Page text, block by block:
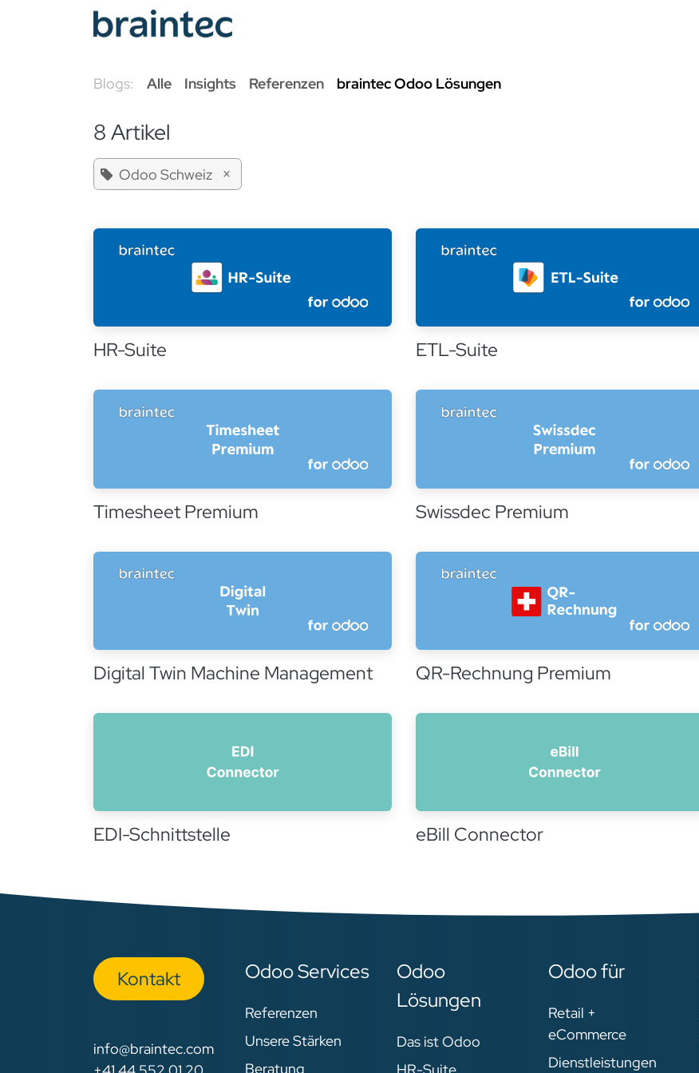
Zum Inhalt springen
Blogs: Alle Insights Referenzen braintec Odoo Lösungen
8 Artikel
Odoo Schweiz ×
HR-Suite ETL-Suite
Timesheet Premium Swissdec Premium
Digital Twin Machine Management QR-Rechnung Premium
EDI-Schnittstelle eBill Connector
Kon​​​​​​ta​​kt
info@braintec.com
Odoo Services
Referenzen
Unsere Stärken
Beratung
Odoo
Lösungen
Das ist Odoo
Odoo für
Retail +
eCommerce
Dienstleistungen